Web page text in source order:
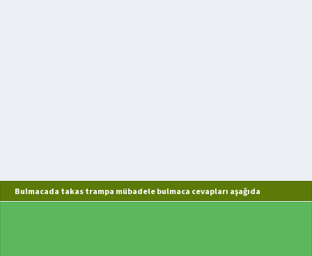
Bulmacada takas trampa mübadele bulmaca cevapları aşağıda